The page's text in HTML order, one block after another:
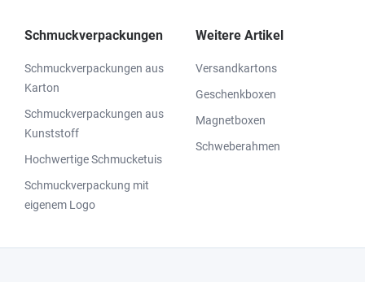
Schmuckverpackungen
Schmuckverpackungen aus
Karton
Schmuckverpackungen aus
Kunststoff
Hochwertige Schmucketuis
Schmuckverpackung mit
eigenem Logo
Weitere Artikel
Versandkartons
Geschenkboxen
Magnetboxen
Schweberahmen